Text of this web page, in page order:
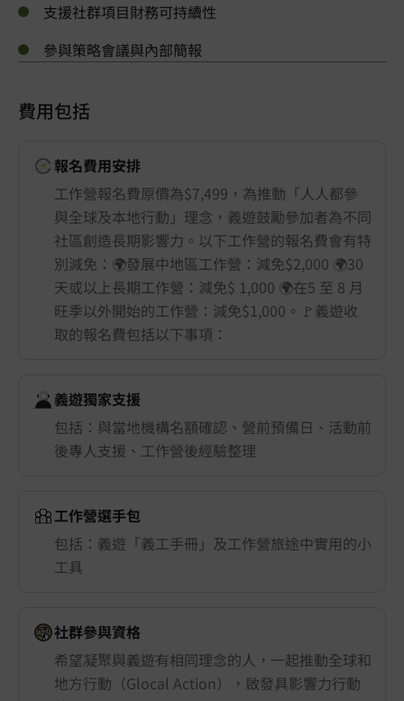
支援社群項目財務可持續性
參與策略會議與內部簡報
費用包括
報名費用安排
工作營報名費原價為$7,499，為推動「人人都參
與全球及本地行動」理念，義遊鼓勵參加者為不同
社區創造長期影響力。以下工作營的報名費會有特
別減免：🌍發展中地區工作營：減免$2,000 🌍30
天或以上長期工作營：減免$ 1,000 🌍在5 至 8 月
旺季以外開始的工作營：減免$1,000。🚩義遊收
取的報名費包括以下事項：
義遊獨家支援
包括：與當地機構名額確認、營前預備日、活動前
後專人支援、工作營後經驗整理
工作營選手包
包括：義遊「義工手冊」及工作營旅途中實用的小
工具
社群參與資格
希望凝聚與義遊有相同理念的人，一起推動全球和
地方行動（Glocal Action），啟發具影響力行動